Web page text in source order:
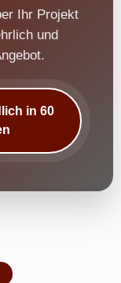
Ihr Projekt
und
in 60